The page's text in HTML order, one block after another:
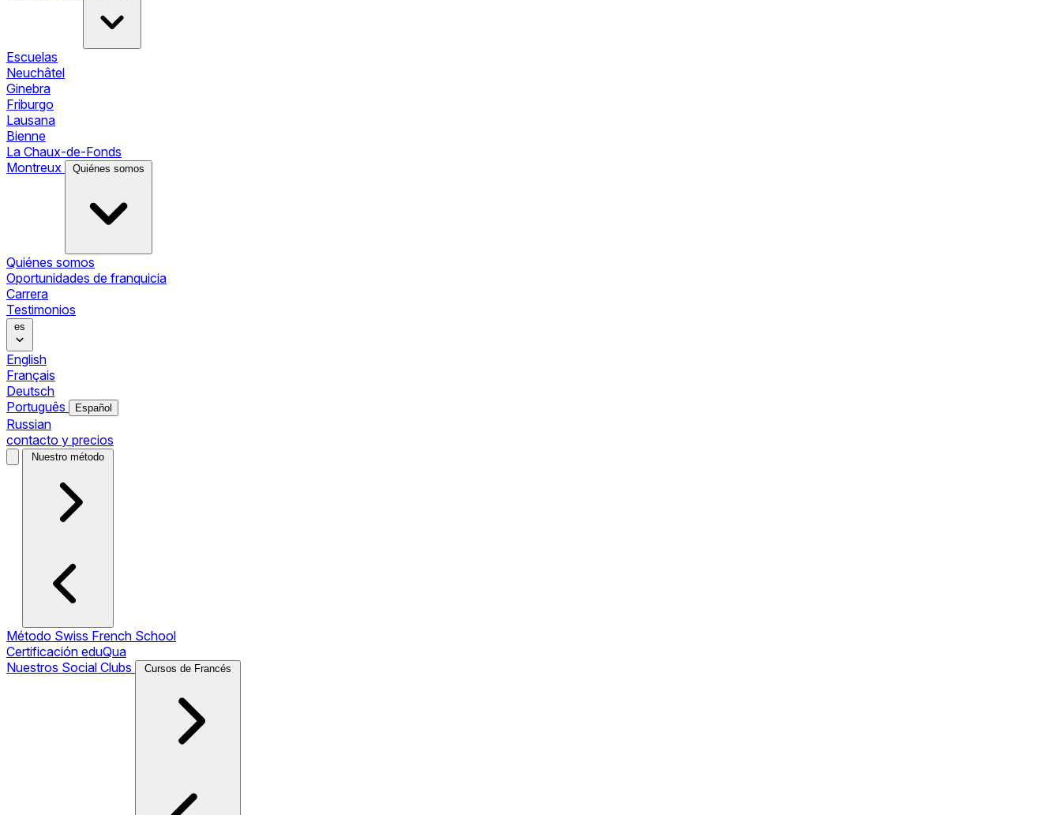
Escuelas
Neuchâtel
Ginebra
Friburgo
Lausana
Bienne
La Chaux-de-Fonds
Montreux
Quiénes somos
Quiénes somos
Oportunidades de franquicia
Carrera
Testimonios
es
English
Français
Deutsch
Português
Español
Russian
contacto y precios
Nuestro método
Método Swiss French School
Certificación eduQua
Nuestros Social Clubs
Cursos de Francés